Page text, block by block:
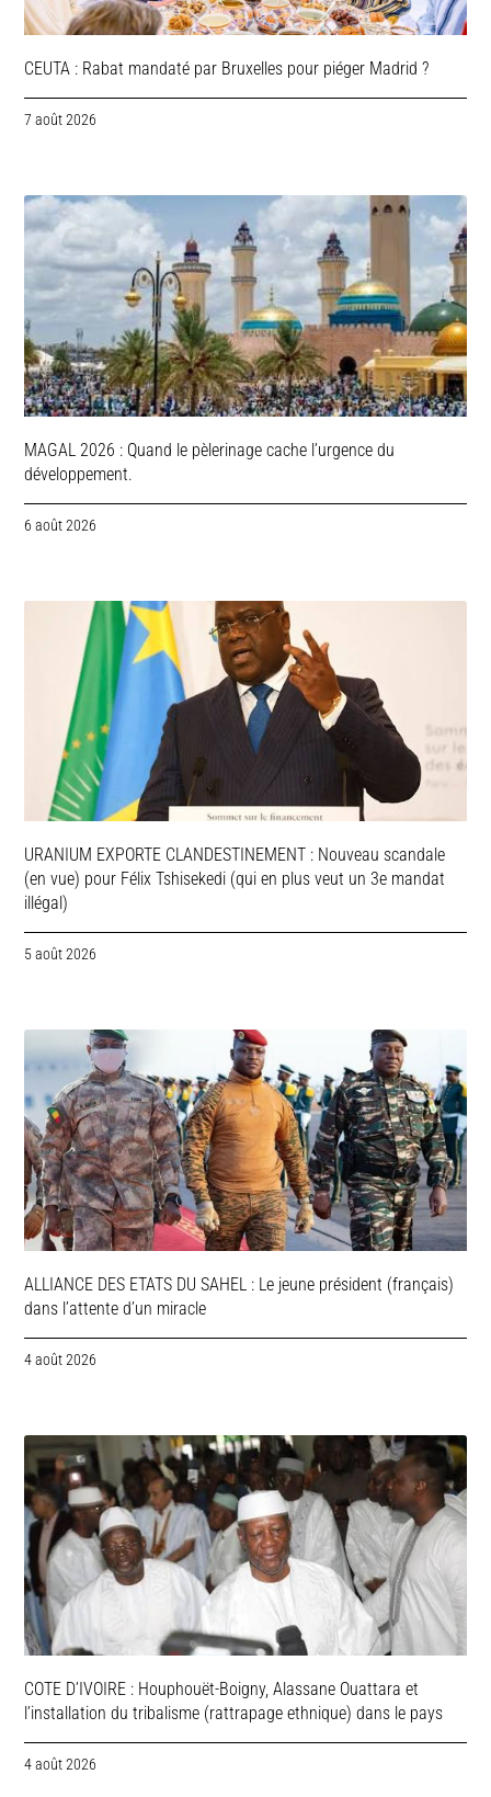
CEUTA : Rabat mandaté par Bruxelles pour piéger Madrid ?
7 août 2026
MAGAL 2026 : Quand le pèlerinage cache l’urgence du
développement.
6 août 2026
URANIUM EXPORTE CLANDESTINEMENT : Nouveau scandale
(en vue) pour Félix Tshisekedi (qui en plus veut un 3e mandat
illégal)
5 août 2026
ALLIANCE DES ETATS DU SAHEL : Le jeune président (français)
dans l’attente d’un miracle
4 août 2026
COTE D’IVOIRE : Houphouët-Boigny, Alassane Ouattara et
l’installation du tribalisme (rattrapage ethnique) dans le pays
4 août 2026